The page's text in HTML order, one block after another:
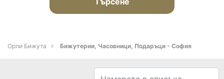
Орли Бижута Бижутерии, Часовници, Подаръци - София